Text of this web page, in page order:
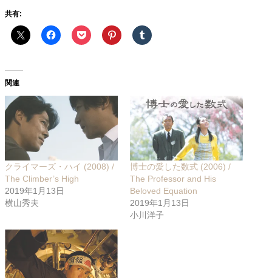
共有:
関連
クライマーズ・ハイ (2008) /
The Climber’s High
2019年1月13日
横山秀夫
博士の愛した数式 (2006) /
The Professor and His
Beloved Equation
2019年1月13日
小川洋子